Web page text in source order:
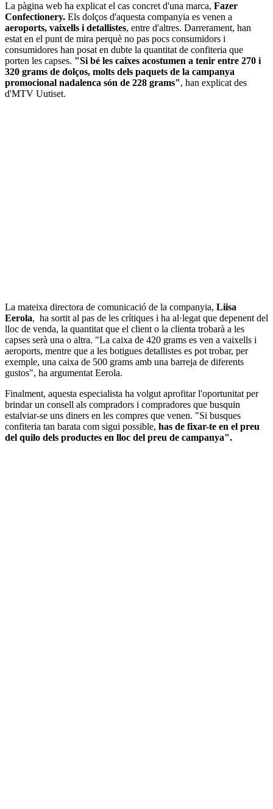
La pàgina web ha explicat el cas concret d'una marca, Fazer
Confectionery. Els dolços d'aquesta companyia es venen a
aeroports, vaixells i detallistes, entre d'altres. Darrerament, han
estat en el punt de mira perquè no pas pocs consumidors i
consumidores han posat en dubte la quantitat de confiteria que
porten les capses. "Si bé les caixes acostumen a tenir entre 270 i
320 grams de dolços, molts dels paquets de la campanya
promocional nadalenca són de 228 grams", han explicat des
d'MTV Uutiset.
La mateixa directora de comunicació de la companyia, Liisa
Eerola, ha sortit al pas de les crítiques i ha al·legat que depenent del
lloc de venda, la quantitat que el client o la clienta trobarà a les
capses serà una o altra. "La caixa de 420 grams es ven a vaixells i
aeroports, mentre que a les botigues detallistes es pot trobar, per
exemple, una caixa de 500 grams amb una barreja de diferents
gustos", ha argumentat Eerola.
Finalment, aquesta especialista ha volgut aprofitar l'oportunitat per
brindar un consell als compradors i compradores que busquin
estalviar-se uns diners en les compres que venen. "Si busques
confiteria tan barata com sigui possible, has de fixar-te en el preu
del quilo dels productes en lloc del preu de campanya".